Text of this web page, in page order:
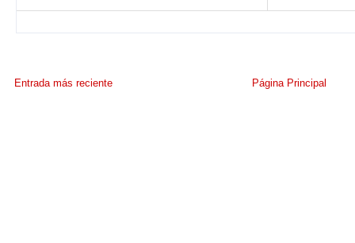
Entrada más reciente Página Principal